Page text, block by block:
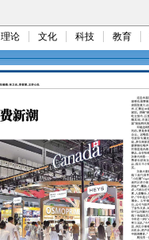
理论 文化 科技 教育